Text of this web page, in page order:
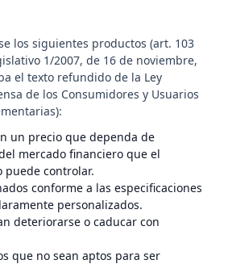
los siguientes productos (art. 103
1/2007, de 16 de noviembre,
el texto refundido de la Ley
de los Consumidores y Usuarios
un precio que dependa de
mercado financiero que el
puede controlar.
conforme a las especificaciones
personalizados.
deteriorarse o caducar con
que no sean aptos para ser